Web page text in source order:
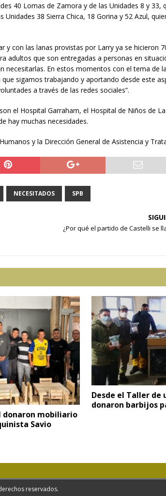
40 Lomas de Zamora y de las Unidades 8 y 33,
38 Sierra Chica, 18 Gorina y 52 Azul,
y con las lanas provistas por Larry ya se hicieron
adultos que son entregadas a personas en
En estos momentos con el tema de
sigamos trabajando y aportando desde este
a través de las redes sociales”.
el Hospital Garraham, el Hospital de Niños de
hay muchas necesidades.
y la Dirección General de Asistencia y
NECESITADOS SPB
¿Por qué el partido de Castelli se
donaron mobiliario
Savio
Desde el Taller de
donaron barbijos
reservados.